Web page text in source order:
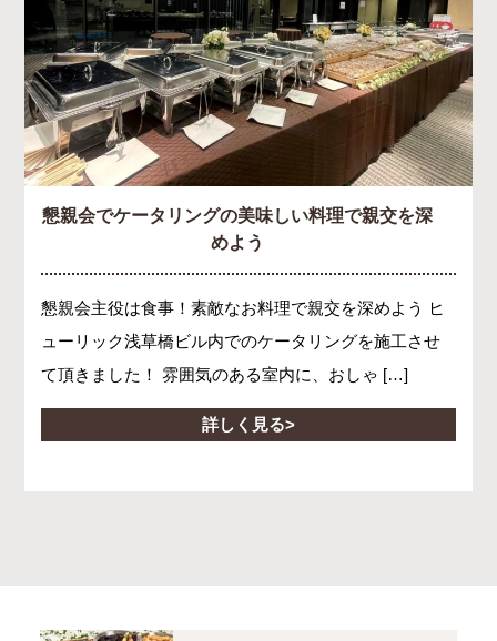
懇親会でケータリングの美味しい料理で親交を深
めよう
懇親会主役は食事！素敵なお料理で親交を深めよう ヒ
ューリック浅草橋ビル内でのケータリングを施工させ
て頂きました！ 雰囲気のある室内に、おしゃ […]
詳しく見る